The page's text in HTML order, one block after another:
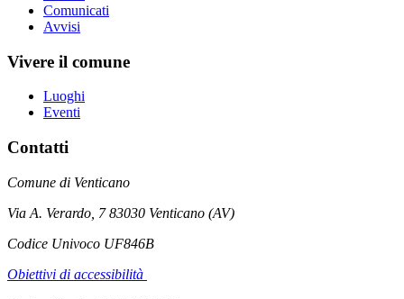
Comunicati
Avvisi
Vivere il comune
Luoghi
Eventi
Contatti
Comune di Venticano
Via A. Verardo, 7 83030 Venticano (AV)
Codice Univoco UF846B
Obiettivi di accessibilità